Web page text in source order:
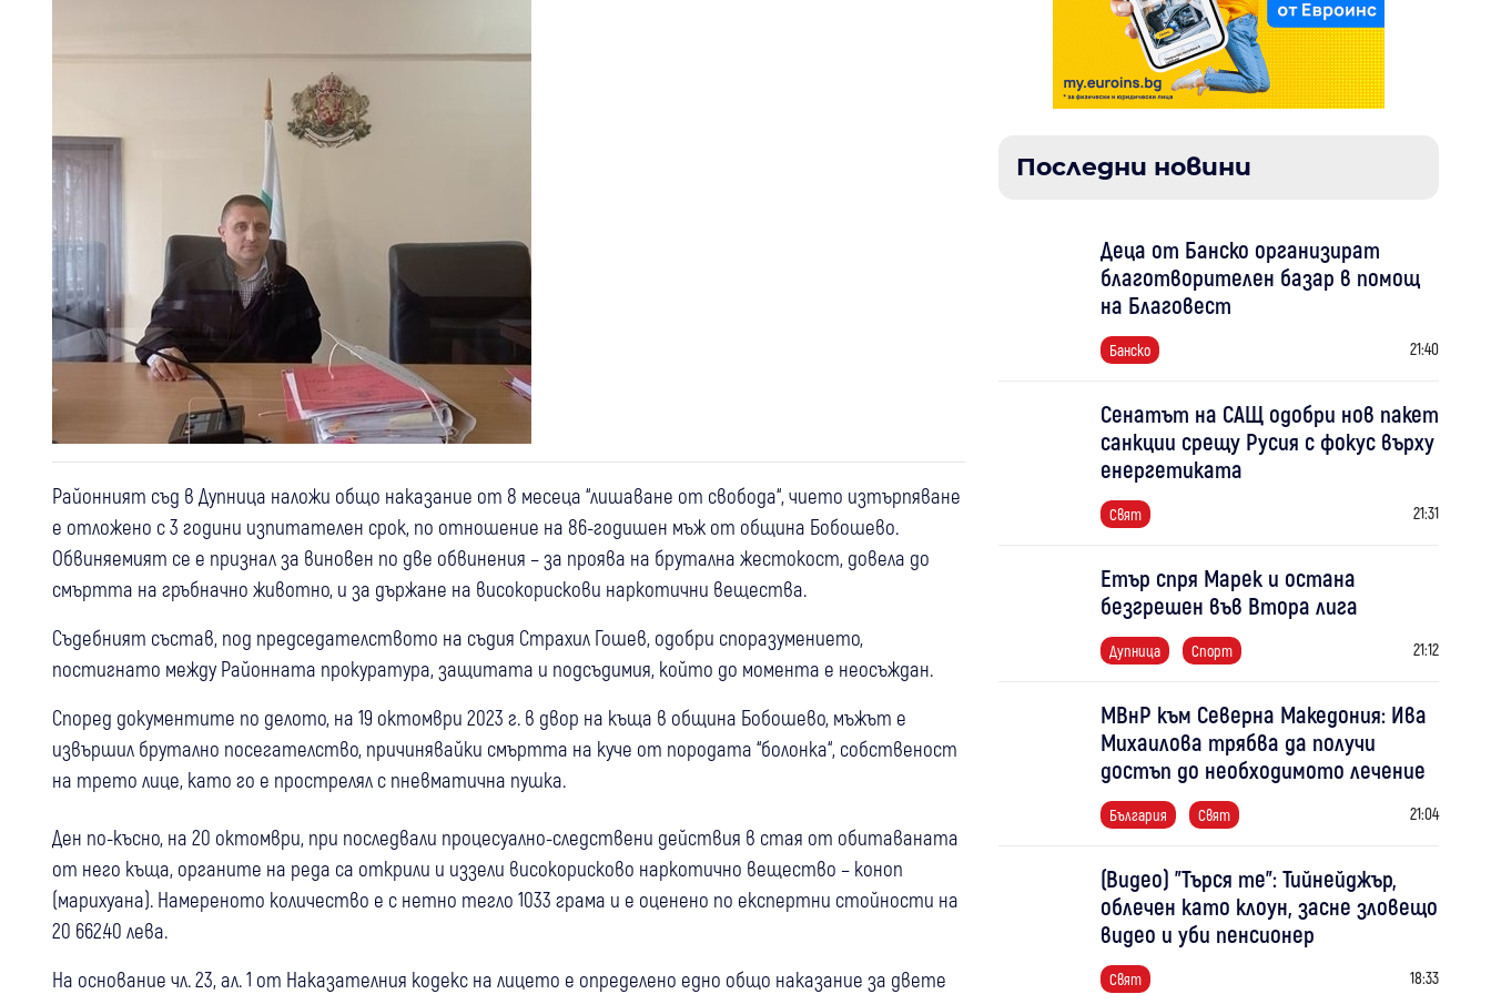
Районният съд в Дупница наложи общо наказание от 8 месеца “лишаване от свобода“, чието изтърпяване
е отложено с 3 години изпитателен срок, по отношение на 86-годишен мъж от община Бобошево.
Обвиняемият се е признал за виновен по две обвинения – за проява на брутална жестокост, довела до
смъртта на гръбначно животно, и за държане на високорискови наркотични вещества.
Съдебният състав, под председателството на съдия Страхил Гошев, одобри споразумението,
постигнато между Районната прокуратура, защитата и подсъдимия, който до момента е неосъждан.
Според документите по делото, на 19 октомври 2023 г. в двор на къща в община Бобошево, мъжът е
извършил брутално посегателство, причинявайки смъртта на куче от породата “болонка“, собственост
на трето лице, като го е прострелял с пневматична пушка.
Ден по-късно, на 20 октомври, при последвали процесуално-следствени действия в стая от обитаваната
от него къща, органите на реда са открили и иззели високорисково наркотично вещество – коноп
(марихуана). Намереното количество е с нетно тегло 1033 грама и е оценено по експертни стойности на
20 662.40 лева.
На основание чл. 23, ал. 1 от Наказателния кодекс на лицето е определено едно общо наказание за двете
Последни новини
Деца от Банско организират
благотворителен базар в помощ
на Благовест
Банско 21:40
Сенатът на САЩ одобри нов пакет
санкции срещу Русия с фокус върху
енергетиката
Свят 21:31
Етър спря Марек и остана
безгрешен във Втора лига
Дупница Спорт 21:12
МВнР към Северна Македония: Ива
Михаилова трябва да получи
достъп до необходимото лечение
България Свят 21:04
(Видео) "Търся те": Тийнейджър,
облечен като клоун, засне зловещо
видео и уби пенсионер
Свят 18:33